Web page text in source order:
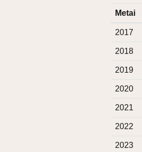
Metai
2017
2018
2019
2020
2021
2022
2023